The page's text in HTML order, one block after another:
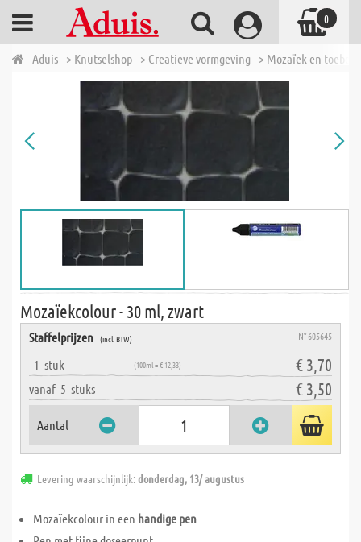
Aduis > Knutselshop > Creatieve vormgeving > Mozaïek en
Mozaïekcolour - 30 ml, zwart
Staffelprijzen (incl. BTW) N° 605645
1 stuk (100ml = € 12,33) € 3,70
vanaf 5 stuks € 3,50
Aantal
Levering waarschijnlijk:donderdag, 13/ augustus
Mozaïekcolour in een handige pen
0